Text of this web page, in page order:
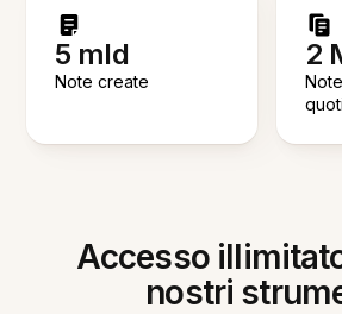
5 mld
Note create
2
Accesso
nostri